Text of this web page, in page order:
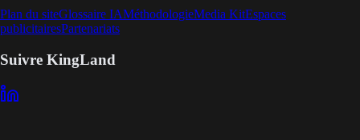
Plan du siteGlossaire IAMéthodologieMedia KitEspaces
publicitairesPartenariats
Suivre KingLand